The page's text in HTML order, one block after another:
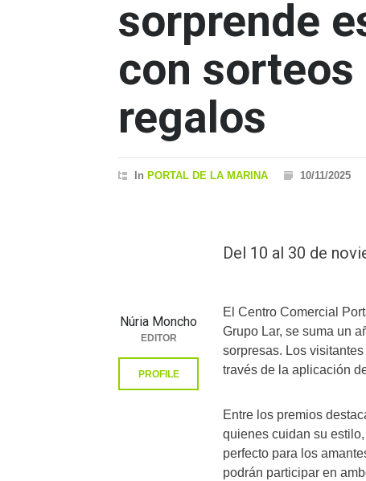
sorprende
con
regalos
In PORTAL DE LA MARINA 10/11/2025
Del 10 al 30 de
El Centro Comercial
Grupo Lar, se suma un
sorpresas. Los
través de la aplicación
Entre los premios
quienes cuidan su
perfecto para los
podrán participar en
Núria Moncho
EDITOR
PROFILE